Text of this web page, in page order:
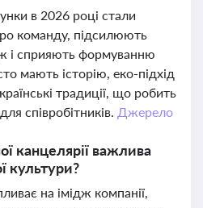
в 2026 році стали
команду, підсилюють
і сприяють формуванню
мають історію, еко-підхід
традиції, що робить
співробітників. Джерело
канцелярії важлива
культури?
на імідж компанії,